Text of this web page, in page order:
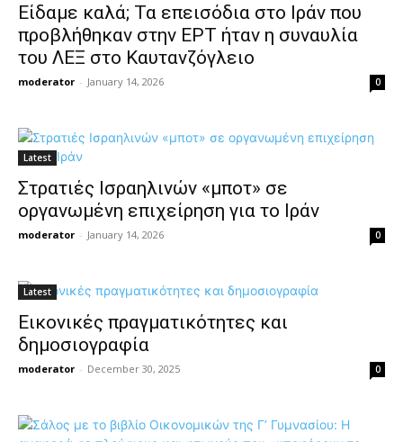
Είδαμε καλά; Τα επεισόδια στο Ιράν που
προβλήθηκαν στην ΕΡΤ ήταν η συναυλία
του ΛΕΞ στο Καυτανζόγλειο
moderator - January 14, 2026 0
Latest
Στρατιές Ισραηλινών «μποτ» σε
οργανωμένη επιχείρηση για το Ιράν
moderator - January 14, 2026 0
Latest
Εικονικές πραγματικότητες και
δημοσιογραφία
moderator - December 30, 2025 0